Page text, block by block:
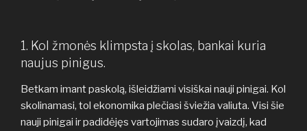
1. Kol žmonės klimpsta į skolas, bankai kuria
naujus pinigus.
Betkam imant paskolą, išleidžiami visiškai nauji pinigai. Kol
skolinamasi, tol ekonomika plečiasi šviežia valiuta. Visi šie
nauji pinigai ir padidėjęs vartojimas sudaro įvaizdį, kad